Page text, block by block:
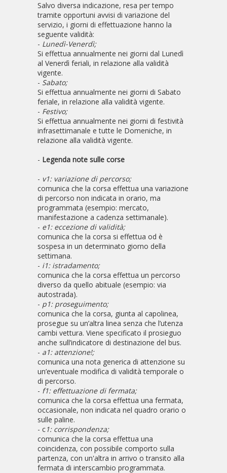
Salvo diversa indicazione, resa per tempo
tramite opportuni avvisi di variazione del
servizio, i giorni di effettuazione hanno la
seguente validità:
- Lunedì-Venerdì;
Si effettua annualmente nei giorni dal Lunedì
al Venerdì feriali, in relazione alla validità
vigente.
- Sabato;
Si effettua annualmente nei giorni di Sabato
feriale, in relazione alla validità vigente.
- Festivo;
Si effettua annualmente nei giorni di festività
infrasettimanale e tutte le Domeniche, in
relazione alla validità vigente.
- Legenda note sulle corse
- v1: variazione di percorso;
comunica che la corsa effettua una variazione
di percorso non indicata in orario, ma
programmata (esempio: mercato,
manifestazione a cadenza settimanale).
- e1: eccezione di validità;
comunica che la corsa si effettua od è
sospesa in un determinato giorno della
settimana.
- i1: istradamento;
comunica che la corsa effettua un percorso
diverso da quello abituale (esempio: via
autostrada).
- p1: proseguimento;
comunica che la corsa, giunta al capolinea,
prosegue su un’altra linea senza che l’utenza
cambi vettura. Viene specificato il prosieguo
anche sull’indicatore di destinazione del bus.
- a1: attenzione!;
comunica una nota generica di attenzione su
un’eventuale modifica di validità temporale o
di percorso.
- f1: effettuazione di fermata;
comunica che la corsa effettua una fermata,
occasionale, non indicata nel quadro orario o
sulle paline.
- c1: corrispondenza;
comunica che la corsa effettua una
coincidenza, con possibile comporto sulla
partenza, con un'altra in arrivo o transito alla
fermata di interscambio programmata.